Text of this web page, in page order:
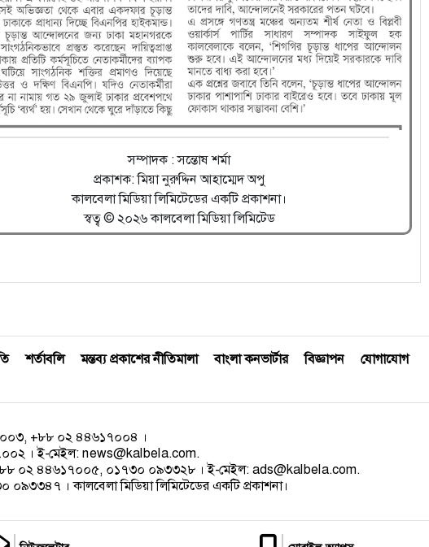
সম্পাদক : সন্তোষ শর্মা
প্রকাশক: মিয়া নুরুদ্দিন আহাম্মেদ অপু
কালবেলা মিডিয়া লিমিটেডের একটি প্রকাশনা।
স্বত্ব © ২০২৬ কালবেলা মিডিয়া লিমিটেড
শর্তাবলি মন্তব্য প্রকাশের নীতিমালা বাংলা কনভার্টার বিজ্ঞাপন যোগাযোগ
+৮৮ ০২ ৪৪৬১৭০০৪ ।
। ই-মেইল:news@kalbela.com.
০২ ৪৪৬১৭০০৫, ০১৭৩০ ০৯৩৩২৮ । ই-মেইল:ads@kalbela.com.
। কালবেলা মিডিয়া লিমিটেডের একটি প্রকাশনা।